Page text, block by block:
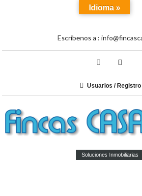
Escríbenos a :
Usuarios / Registro
Soluciones Inmobiliarias
Idioma »